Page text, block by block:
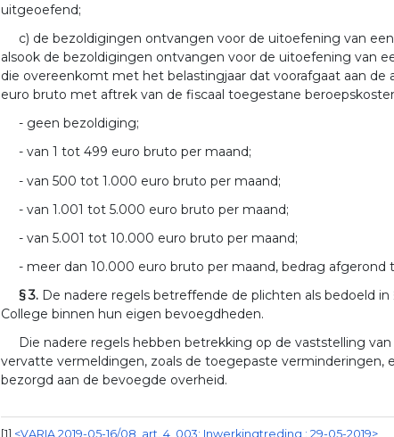
uitgeoefend;
c) de bezoldigingen ontvangen voor de uitoefening van
alsook de bezoldigingen ontvangen voor de uitoefening van
die overeenkomt met het belastingjaar dat voorafgaat aan
euro bruto met aftrek van de fiscaal toegestane
- geen bezoldiging;
- van 1 tot 499 euro bruto per maand;
- van 500 tot 1.000 euro bruto per maand;
- van 1.001 tot 5.000 euro bruto per maand;
- van 5.001 tot 10.000 euro bruto per maand;
- meer dan 10.000 euro bruto per maand, bedrag
§ 3. De nadere regels betreffende de plichten als bedoeld
College binnen hun eigen bevoegdheden.
Die nadere regels hebben betrekking op de vaststelling
vervatte vermeldingen, zoals de toegepaste verminderingen,
bezorgd aan de bevoegde overheid.
1 <VARIA 2019-05-16/08, art. 4, 003; Inwerkingtreding : 29-05-2019>